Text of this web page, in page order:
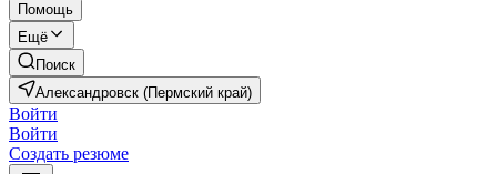
Помощь
Ещё
Поиск
Александровск (Пермский край)
Войти
Войти
Создать резюме